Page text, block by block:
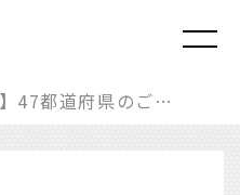
【中部】47都道府県のご当地ラーメンを制覇！ ラーメンマニアが推薦する至極の一杯